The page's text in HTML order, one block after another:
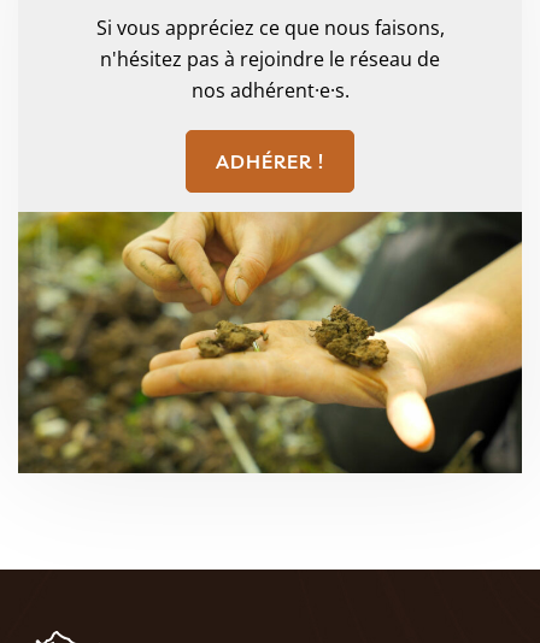
Si vous appréciez ce que nous faisons,
n'hésitez pas à rejoindre le réseau de
nos adhérent·e·s.
ADHÉRER !